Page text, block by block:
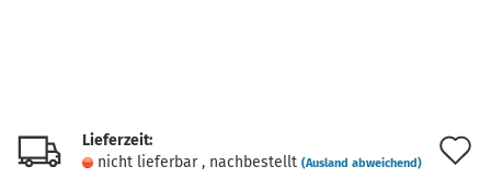
Lieferzeit:
nicht lieferbar , nachbestellt (Ausland abweichend)